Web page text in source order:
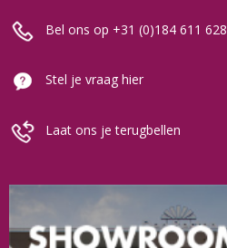
Bel ons op +31 (0)184 611 628
Stel je vraag hier
Laat ons je terugbellen